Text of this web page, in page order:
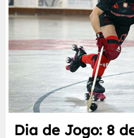
Dia de Jogo: 8